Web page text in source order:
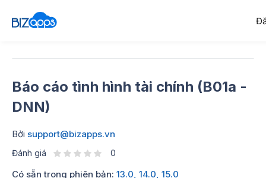
Báo cáo tình hình tài chính (B01a -
DNN)
Bởi support@bizapps.vn
Đánh giá 0
Có sẵn trong phiên bản: 13.0, 14.0, 15.0